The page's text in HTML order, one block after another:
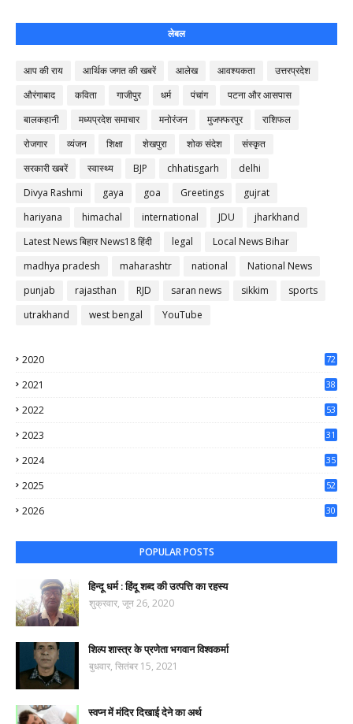
लेबल
आप की राय आर्थिक जगत की खबरें आलेख आवश्यकता
उत्तरप्रदेश
औरंगाबाद
कविता गाजीपुर धर्म पंचांग
पटना और आसपास
बालकहानी
मध्यप्रदेश समाचार मनोरंजन मुजफ्फरपुर
राशिफल
रोजगार
व्यंजन शिक्षा शेखपुरा शोक संदेश
संस्कृत
सरकारी खबरें
स्वास्थ्य BJP chhatisgarh
delhi
Divya Rashmi
gaya goa Greetings
gujrat
hariyana
himachal international JDU
jharkhand
Latest News बिहार News18 हिंदी
legal
Local News Bihar
madhya pradesh
maharashtr national
National News
punjab
rajasthan RJD saran news sikkim
sports
utrakhand
west bengal YouTube
2020
72
2021
38
2022
53
2023
31
2024
35
2025
52
2026
30
POPULAR POSTS
हिन्दू धर्म : हिंदू शब्द की उत्पत्ति का रहस्य
शुक्रवार, जून 26, 2020
शिल्प शास्त्र के प्रणेता भगवान विश्वकर्मा
बुधवार, सितंबर 15, 2021
स्वप्न में मंदिर दिखाई देने का अर्थ